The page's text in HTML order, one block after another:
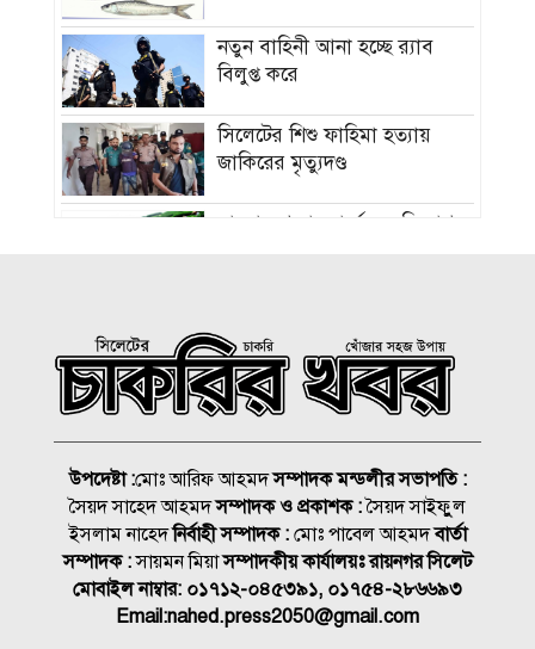
নতুন বাহিনী আনা হচ্ছে র‍্যাব
বিলুপ্ত করে
সিলেটের শিশু ফাহিমা হত্যায়
জাকিরের মৃত্যুদণ্ড
বাংলাদেশ চা বোর্ডে বড় নিয়োগ
হবে সংসদে
১৮নং ওয়ার্ড বিএনপির উদ্যোগে
মতবিনিময় ও উন্মুক্ত আলোচনা
সভা
কিনব্রিজ আড়াল করে ‘আই লাভ
সিলেট’ সাইনেজ কেন?
সিলেট মহানগর বিএনপির
সভাপতির দায়িত্বে ফিরলেন নাসিম
উপদেষ্টা :মোঃ আরিফ আহমদসম্পাদক মন্ডলীর সভাপতি :
সৈয়দ সাহেদ আহমদসম্পাদক ও প্রকাশক :সৈয়দ সাইফুুল
ইসলাম নাহেদনির্বাহী সম্পাদক :মোঃ পাবেল আহমদবার্তা
সম্পাদক :সায়মন মিয়াসম্পাদকীয় কার্যালয়ঃ রায়নগর সিলেট
মোবাইল নাম্বার: ০১৭১২-০৪৫৩৯১, ০১৭৫৪-২৮৬৬৯৩
Email:nahed.press2050@gmail.com